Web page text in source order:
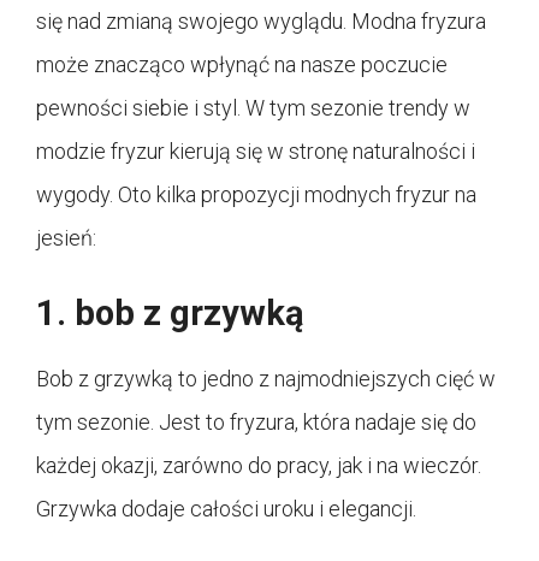
się nad zmianą swojego wyglądu. Modna fryzura
może znacząco wpłynąć na nasze poczucie
pewności siebie i styl. W tym sezonie trendy w
modzie fryzur kierują się w stronę naturalności i
wygody. Oto kilka propozycji modnych fryzur na
jesień:
1. bob z grzywką
Bob z grzywką to jedno z najmodniejszych cięć w
tym sezonie. Jest to fryzura, która nadaje się do
każdej okazji, zarówno do pracy, jak i na wieczór.
Grzywka dodaje całości uroku i elegancji.